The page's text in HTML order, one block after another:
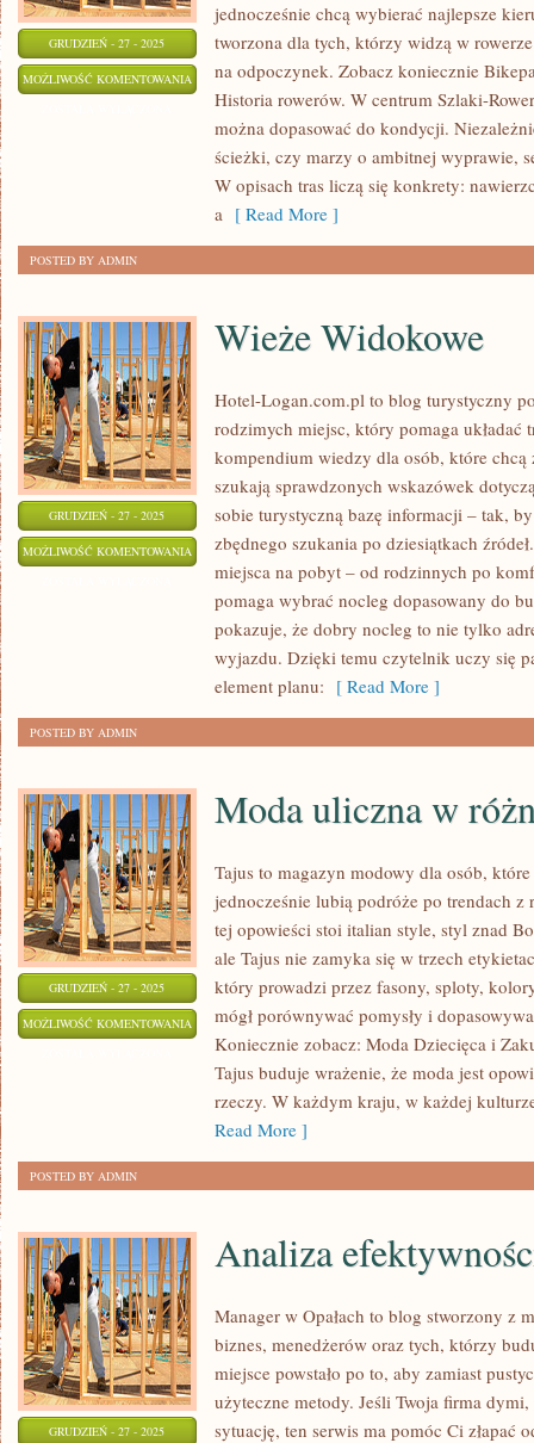
GRUDZIEŃ - 27 - 2025
MOŻLIWOŚĆ KOMENTOWANIA PRACA
BIZNES
ROWERZE
jednocześnie chcą wybierać najlepsze
tworzona dla tych, którzy widzą w
na odpoczynek. Zobacz koniecznie
Historia rowerów. W centrum Szlaki-
można dopasować do kondycji.
ścieżki, czy marzy o ambitnej wyprawie,
W opisach tras liczą się konkrety:
a [ Read More ]
POSTED BY ADMIN
GRUDZIEŃ - 27 - 2025
MOŻLIWOŚĆ KOMENTOWANIA WIEŻE
WIDOKOWE
Wieże Widokowe
Hotel-Logan.com.pl to blog turystyczny
rodzimych miejsc, który pomaga układać
kompendium wiedzy dla osób, które
szukają sprawdzonych wskazówek
sobie turystyczną bazę informacji – tak,
zbędnego szukania po dziesiątkach
miejsca na pobyt – od rodzinnych po
pomaga wybrać nocleg dopasowany do
pokazuje, że dobry nocleg to nie tylko
wyjazdu. Dzięki temu czytelnik uczy się
element planu: [ Read More ]
POSTED BY ADMIN
GRUDZIEŃ - 27 - 2025
MOŻLIWOŚĆ KOMENTOWANIA MODA
ULICZNA
RÓŻNYCH
KRAJACH
Moda uliczna w
Tajus to magazyn modowy dla osób,
jednocześnie lubią podróże po trendach
tej opowieści stoi italian style, styl znad
ale Tajus nie zamyka się w trzech
który prowadzi przez fasony, sploty,
mógł porównywać pomysły i
Koniecznie zobacz: Moda Dziecięca i
Tajus buduje wrażenie, że moda jest
rzeczy. W każdym kraju, w każdej
Read More ]
POSTED BY ADMIN
GRUDZIEŃ - 27 - 2025
Analiza
Manager w Opałach to blog stworzony z
biznes, menedżerów oraz tych, którzy
miejsce powstało po to, aby zamiast
użyteczne metody. Jeśli Twoja firma
sytuację, ten serwis ma pomóc Ci złapać